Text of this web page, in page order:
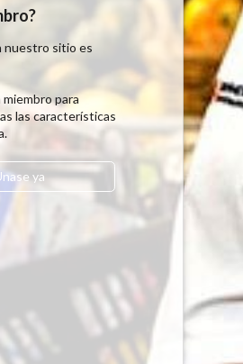
nuestro sitio es
para
las características
ya